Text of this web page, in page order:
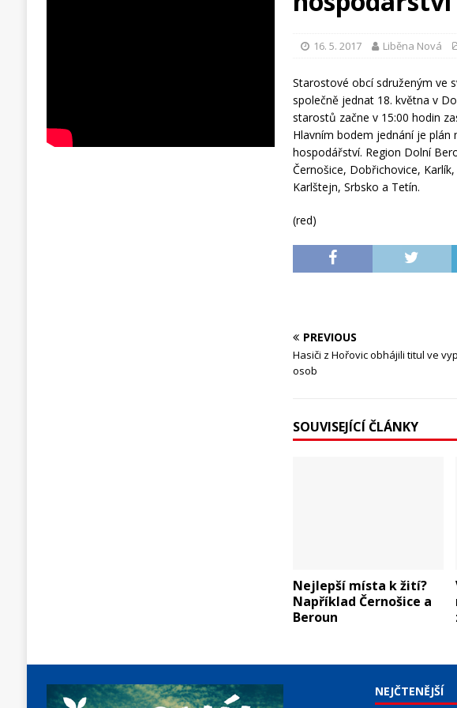
16. 5. 2017 Liběna Nová
Starostové obcí sdruženým ve
společně jednat 18. května v
starostů začne v 15:00 hodin
Hlavním bodem jednání je plán
hospodářství. Region Dolní
Černošice, Dobřichovice,
Karlštejn, Srbsko a Tetín.
(red)
PREVIOUS
Hasiči z Hořovic obhájili titul ve
osob
SOUVISEJÍCÍ ČLÁNKY
Nejlepší místa k žití?
Například Černošice a
Beroun
NEJČTENĚJŠÍ